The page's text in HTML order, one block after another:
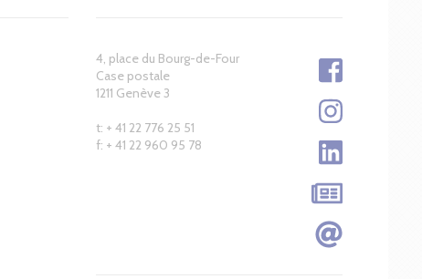
4, place du Bourg-de-Four
Case postale
1211 Genève 3
t: + 41 22 776 25 51
f: + 41 22 960 95 78